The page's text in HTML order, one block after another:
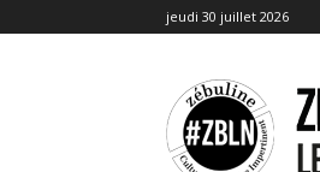
jeudi 30 juillet 2026